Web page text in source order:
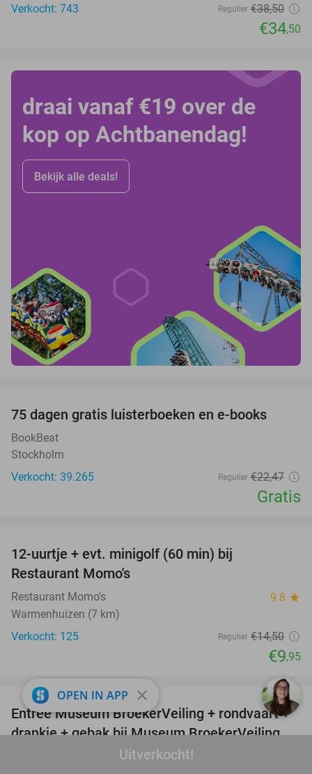
Uitverkocht!
Verkocht: 743
Regulier €38,50
€34,50
draai vanaf €19 over de
kop op Achtbanendag!
Bekijk alle deals!
75 dagen gratis luisterboeken en e-books
BookBeat
Stockholm
Verkocht: 39.265
Regulier €22,47
Gratis
12-uurtje + evt. minigolf (60 min) bij
Restaurant Momo's
Restaurant Momo's 9.8 star
Warmenhuizen (7 km)
Verkocht: 125
Regulier €14,50
€9,95
45%
favorite_border
Entree Museum BroekerVeiling + rondvaart +
drankje + gebak bij Museum BroekerVeiling
Museum BroekerVeiling
OPEN IN APP close